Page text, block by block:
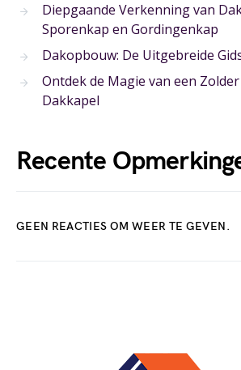
Diepgaande Verkenning van
Sporenkap en Gordingenkap
Dakopbouw: De Uitgebreide
Ontdek de Magie van een
Dakkapel
Recente
GEEN REACTIES OM WEER TE GEVEN.